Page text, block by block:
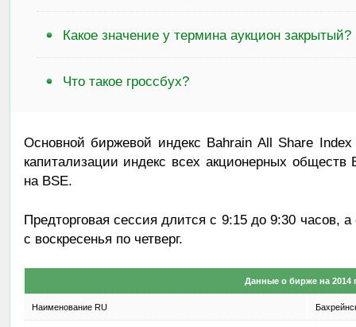
Какое значение у термина аукцион закрытый?
Что такое гроссбух?
Основной биржевой индекс Bahrain All Share
капитализации индекс всех акционерных обществ
на BSE.
Предторговая сессия длится с 9:15 до 9:30 часов,
с воскресенья по четверг.
Данные о бирже на 2014
Наименование RU